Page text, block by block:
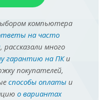
компьютера
на часто
, рассказали много
гарантию на ПКи
покупателей,
способы оплатыи
о вариантах